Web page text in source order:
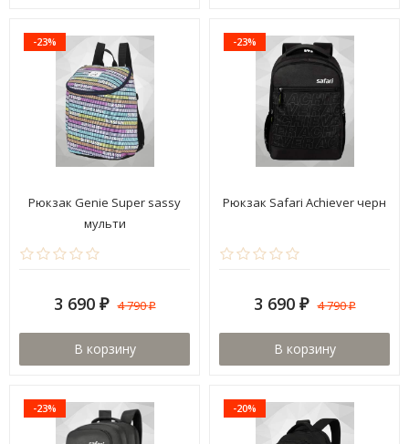
-23%
Рюкзак Genie Super sassy
мульти
3 690 ₽ 4 790₽
В корзину
-23%
Рюкзак Safari Achiever черн
3 690 ₽ 4 790₽
В корзину
-23% -20%